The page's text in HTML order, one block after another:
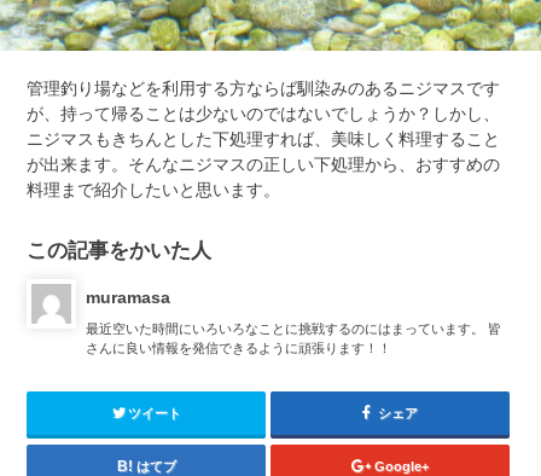
管理釣り場などを利用する方ならば馴染みのあるニジマスです
が、持って帰ることは少ないのではないでしょうか？しかし、
ニジマスもきちんとした下処理すれば、美味しく料理すること
が出来ます。そんなニジマスの正しい下処理から、おすすめの
料理まで紹介したいと思います。
この記事をかいた人
muramasa
最近空いた時間にいろいろなことに挑戦するのにはまっています。 皆
さんに良い情報を発信できるように頑張ります！！
ツイート シェア
はてブ Google+